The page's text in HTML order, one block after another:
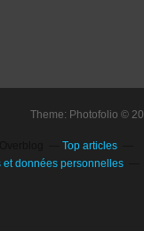
Theme: Photofolio ©
Top articles
et données personnelles